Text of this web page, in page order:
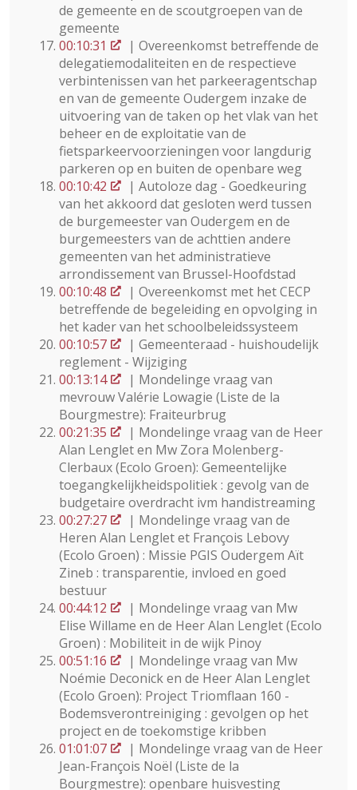
de gemeente en de scoutgroepen van de
gemeente
00:10:31
| Overeenkomst betreffende de
delegatiemodaliteiten en de respectieve
verbintenissen van het parkeeragentschap
en van de gemeente Oudergem inzake de
uitvoering van de taken op het vlak van het
beheer en de exploitatie van de
fietsparkeervoorzieningen voor langdurig
parkeren op en buiten de openbare weg
00:10:42
| Autoloze dag - Goedkeuring
van het akkoord dat gesloten werd tussen
de burgemeester van Oudergem en de
burgemeesters van de achttien andere
gemeenten van het administratieve
arrondissement van Brussel-Hoofdstad
00:10:48
| Overeenkomst met het CECP
betreffende de begeleiding en opvolging in
het kader van het schoolbeleidssysteem
00:10:57
| Gemeenteraad - huishoudelijk
reglement - Wijziging
00:13:14
| Mondelinge vraag van
mevrouw Valérie Lowagie (Liste de la
Bourgmestre): Fraiteurbrug
00:21:35
| Mondelinge vraag van de Heer
Alan Lenglet en Mw Zora Molenberg-
Clerbaux (Ecolo Groen): Gemeentelijke
toegangkelijkheidspolitiek : gevolg van de
budgetaire overdracht ivm handistreaming
00:27:27
| Mondelinge vraag van de
Heren Alan Lenglet et François Lebovy
(Ecolo Groen) : Missie PGIS Oudergem Aït
Zineb : transparentie, invloed en goed
bestuur
00:44:12
| Mondelinge vraag van Mw
Elise Willame en de Heer Alan Lenglet (Ecolo
Groen) : Mobiliteit in de wijk Pinoy
00:51:16
| Mondelinge vraag van Mw
Noémie Deconick en de Heer Alan Lenglet
(Ecolo Groen): Project Triomflaan 160 -
Bodemsverontreiniging : gevolgen op het
project en de toekomstige kribben
01:01:07
| Mondelinge vraag van de Heer
Jean-François Noël (Liste de la
Bourgmestre): openbare huisvesting